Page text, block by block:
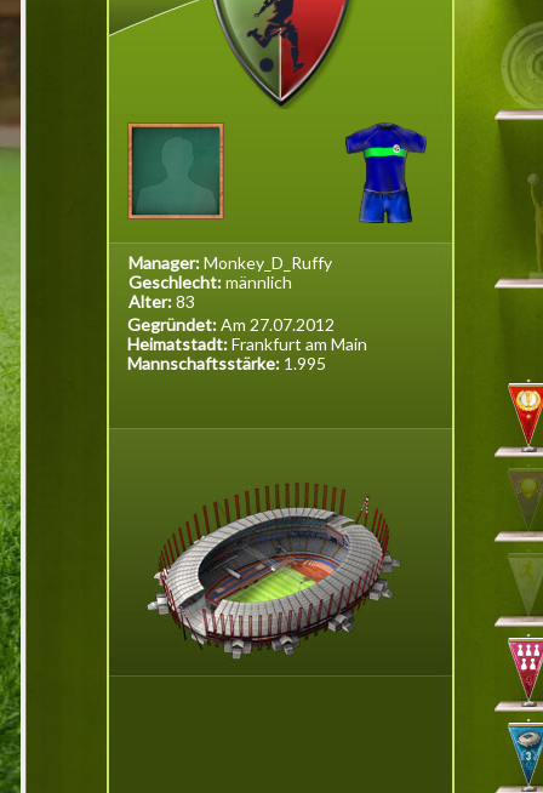
Manager:Monkey_D_Ruffy
Geschlecht:männlich
Alter:83
Gegründet:Am 27.07.2012
Heimatstadt:Frankfurt am Main
Mannschaftsstärke: 1.995